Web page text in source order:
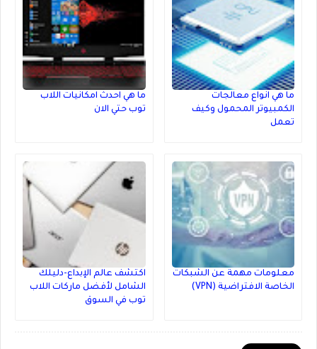
ما هي انواع معالجات
الكمبيوتر المحمول وكيف
تعمل
ما هي احدث امكانيات اللاب
توب حتي الان
معلومات مهمة عن الشبكات
الخاصة الافتراضية (VPN)
اكتشف عالم الإبداع-دليلك
الشامل لأفضل ماركات اللاب
توب في السوق